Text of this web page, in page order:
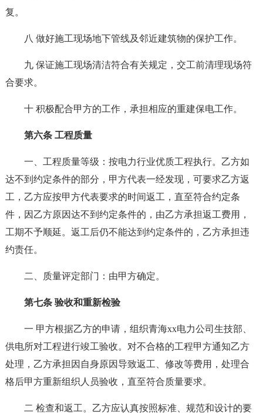
复。
八 做好施工现场地下管线及邻近建筑物的保护工作。
九 保证施工现场清洁符合有关规定，交工前清理现场符
合要求。
十 积极配合甲方的工作，承担相应的重建保电工作。
第六条 工程质量
一、工程质量等级：按电力行业优质工程执行。乙方如
达不到约定条件的部分，甲方代表一经发现，可要求乙方返
工，乙方应按甲方代表要求的时间返工，直至符合约定条
件，因乙方原因达不到约定条件的，由乙方承担返工费用，
工期不予顺延。返工后仍不能达到约定条件的，乙方承担违
约责任。
二、质量评定部门：由甲方确定。
第七条 验收和重新检验
一 甲方根据乙方的申请，组织青海xx电力公司生技部、
供电所对工程进行竣工验收。对不合格的工程甲方通知乙方
处理，乙方承担因自身原因导致返工、修改等费用，处理合
格后甲方重新组织人员验收，直至符合质量要求。
二 检查和返工。乙方应认真按照标准、规范和设计的要